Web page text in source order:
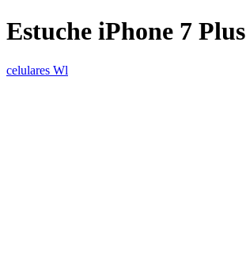
Estuche iPhone 7
celulares Wl